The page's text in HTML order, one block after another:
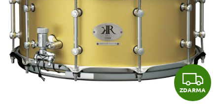
Z
D
ZDARMA